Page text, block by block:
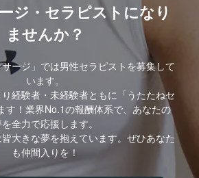
ジ・セラピストになり
ませんか？
サージ」では男性セラピストを募集して
います。
経験者・未経験者ともに「うたたねセ
す！業界No.1の報酬体系で、あなたの
全力で応援します。
大きな夢を抱えています。ぜひあなた
も仲間入りを！